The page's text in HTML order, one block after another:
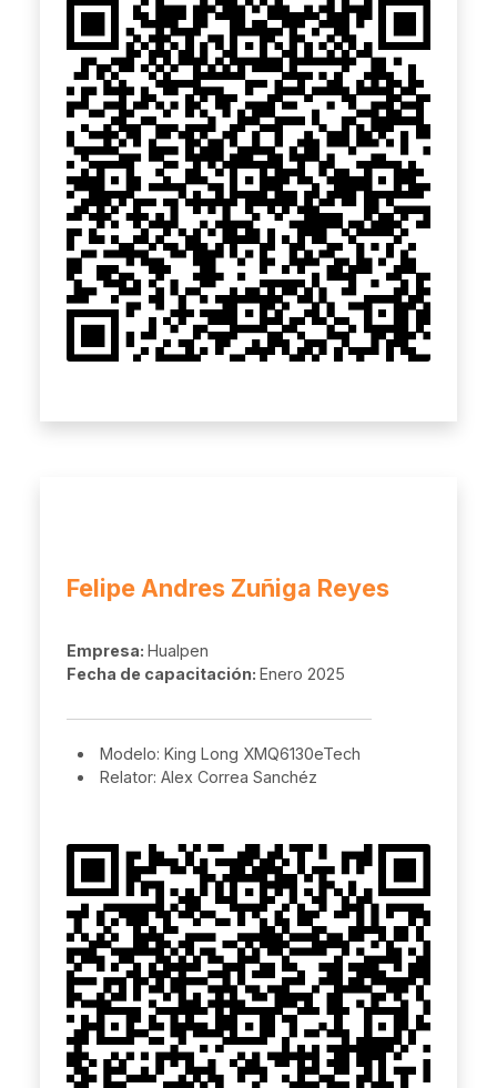
Felipe Andres Zuñiga Reyes
Empresa: Hualpen
Fecha de capacitación: Enero 2025
Modelo: King Long XMQ6130eTech
Relator: Alex Correa Sanchéz